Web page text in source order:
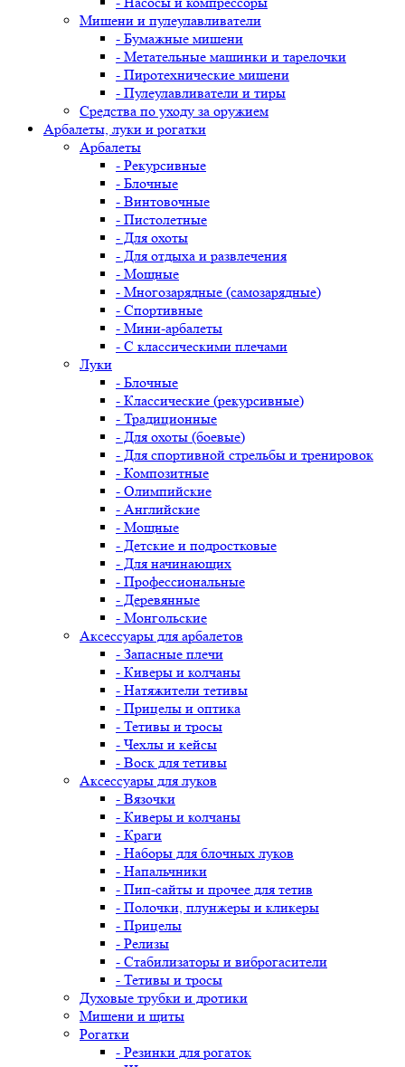
Мишени и пулеулавливатели
- Бумажные мишени
- Метательные машинки и тарелочки
- Пиротехнические мишени
- Пулеулавливатели и тиры
Средства по уходу за оружием
Арбалеты, луки и рогатки
Арбалеты
- Рекурсивные
- Блочные
- Винтовочные
- Пистолетные
- Для охоты
- Для отдыха и развлечения
- Мощные
- Многозарядные (самозарядные)
- Спортивные
- Мини-арбалеты
- С классическими плечами
Луки
- Блочные
- Классические (рекурсивные)
- Традиционные
- Для охоты (боевые)
- Для спортивной стрельбы и тренировок
- Композитные
- Олимпийские
- Английские
- Мощные
- Детские и подростковые
- Для начинающих
- Профессиональные
- Деревянные
- Монгольские
Аксессуары для арбалетов
- Запасные плечи
- Киверы и колчаны
- Натяжители тетивы
- Прицелы и оптика
- Тетивы и тросы
- Чехлы и кейсы
- Воск для тетивы
Аксессуары для луков
- Вязочки
- Киверы и колчаны
- Краги
- Наборы для блочных луков
- Напальчники
- Пип-сайты и прочее для тетив
- Полочки, плунжеры и кликеры
- Прицелы
- Релизы
- Стабилизаторы и виброгасители
- Тетивы и тросы
Духовые трубки и дротики
Мишени и щиты
Рогатки
- Резинки для рогаток